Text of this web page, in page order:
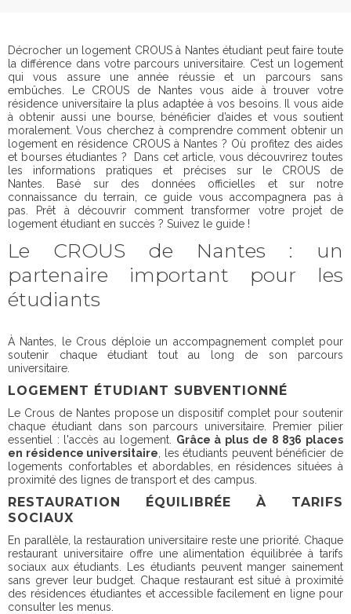
Décrocher un logement CROUS à Nantes étudiant peut faire toute
la différence dans votre parcours universitaire. C’est un logement
qui vous assure une année réussie et un parcours sans
embûches. Le CROUS de Nantes vous aide à trouver votre
résidence universitaire la plus adaptée à vos besoins. Il vous aide
à obtenir aussi une bourse, bénéficier d’aides et vous soutient
moralement. Vous cherchez à comprendre comment obtenir un
logement en résidence CROUS à Nantes ? Où profitez des aides
et bourses étudiantes ? Dans cet article, vous découvrirez toutes
les informations pratiques et précises sur le CROUS de
Nantes. Basé sur des données officielles et sur notre
connaissance du terrain, ce guide vous accompagnera pas à
pas. Prêt à découvrir comment transformer votre projet de
logement étudiant en succès ? Suivez le guide !
Le CROUS de Nantes : un
partenaire important pour les
étudiants
À Nantes, le Crous déploie un accompagnement complet pour
soutenir chaque étudiant tout au long de son parcours
universitaire.
LOGEMENT ÉTUDIANT SUBVENTIONNÉ
Le Crous de Nantes propose un dispositif complet pour soutenir
chaque étudiant dans son parcours universitaire. Premier pilier
essentiel : l'accès au logement. Grâce à plus de 8 836 places
en résidence universitaire , les étudiants peuvent bénéficier de
logements confortables et abordables, en résidences situées à
proximité des lignes de transport et des campus.
RESTAURATION ÉQUILIBRÉE À TARIFS
SOCIAUX
En parallèle, la restauration universitaire reste une priorité. Chaque
restaurant universitaire offre une alimentation équilibrée à tarifs
sociaux aux étudiants. Les étudiants peuvent manger sainement
sans grever leur budget. Chaque restaurant est situé à proximité
des résidences étudiantes et accessible facilement en ligne pour
consulter les menus.